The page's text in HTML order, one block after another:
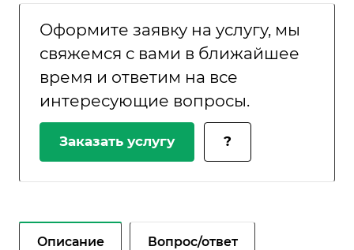
Оформите заявку на услугу, мы
свяжемся с вами в ближайшее
время и ответим на все
интересующие вопросы.
Заказать услугу ?
Описание Вопрос/ответ